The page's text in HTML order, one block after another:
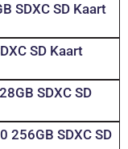
SDXC SD Kaart
SD Kaart
SDXC SD
256GB SDXC SD